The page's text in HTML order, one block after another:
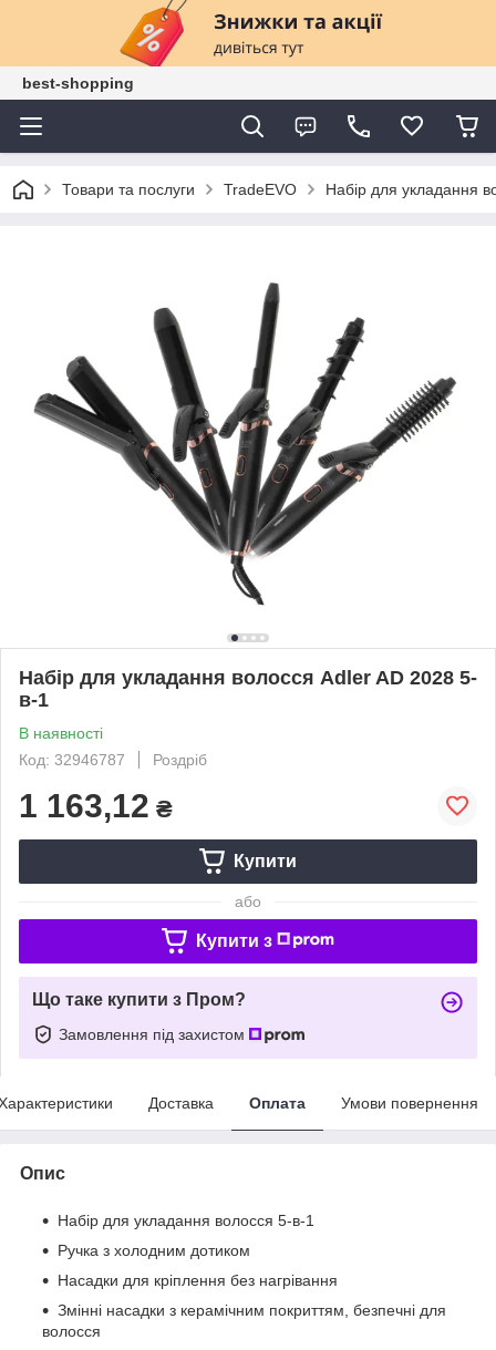
best-shopping
Товари та послуги TradeEVO Набір для укладання
Набір для укладання волосся Adler AD 2028 5-
в-1
В наявності
Код: 32946787
Роздріб
1 163,12 ₴
Купити
або
Купити з
Що таке купити з Пром?
Замовлення під захистом
Доставка Оплата Умови повернення
Опис
Набір для укладання волосся 5-в-1
Ручка з холодним дотиком
Насадки для кріплення без нагрівання
Змінні насадки з керамічним покриттям, безпечні для
волосся